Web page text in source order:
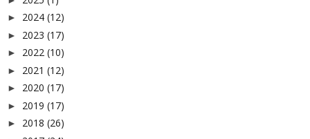
► 2024 (12)
► 2023 (17)
► 2022 (10)
► 2021 (12)
► 2020 (17)
► 2019 (17)
► 2018 (26)